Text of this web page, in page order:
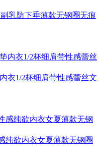
乳防下垂薄款无钢圈无痕
衣1/2杯细肩带性感蕾丝文
纯欲内衣女夏薄款无钢圈